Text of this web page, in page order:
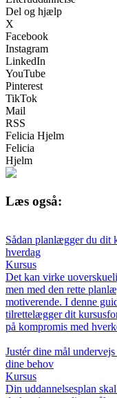
Del og hjælp
X
Facebook
Instagram
LinkedIn
YouTube
Pinterest
TikTok
Mail
RSS
Felicia Hjelm
Felicia
Hjelm
Læs også:
Sådan planlægger du dit
hverdag
Kursus
Det kan virke
men med den rette
motiverende. I denne
tilrettelægger dit
på kompromis med
Justér dine mål
dine behov
Kursus
Din uddannelsesplan